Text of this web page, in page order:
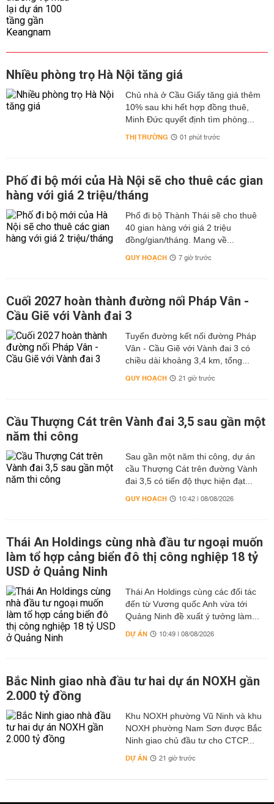
Nhiều phòng trọ Hà Nội tăng giá
Chủ nhà ở Cầu Giấy tăng giá thêm
10% sau khi hết hợp đồng thuê,
Minh Đức quyết định tìm phòng...
THỊ TRƯỜNG 01 phút trước
Phố đi bộ mới của Hà Nội sẽ cho thuê các gian
hàng với giá 2 triệu/tháng
Phố đi bộ Thành Thái sẽ cho thuê
40 gian hàng với giá 2 triệu
đồng/gian/tháng. Mang về...
QUY HOẠCH 7 giờ trước
Cuối 2027 hoàn thành đường nối Pháp Vân -
Cầu Giẽ với Vành đai 3
Tuyến đường kết nối đường Pháp
Vân - Cầu Giẽ với Vành đai 3 có
chiều dài khoảng 3,4 km, tổng...
QUY HOẠCH 21 giờ trước
Cầu Thượng Cát trên Vành đai 3,5 sau gần một
năm thi công
Sau gần một năm thi công, dự án
cầu Thượng Cát trên đường Vành
đai 3,5 có tiến độ thực hiện đạt...
QUY HOẠCH 10:42 | 08/08/2026
Thái An Holdings cùng nhà đầu tư ngoại muốn
làm tổ hợp cảng biển đô thị công nghiệp 18 tỷ
USD ở Quảng Ninh
Thái An Holdings cùng các đối tác
đến từ Vương quốc Anh vừa tới
Quảng Ninh đề xuất ý tưởng làm...
DỰ ÁN 10:49 | 08/08/2026
Bắc Ninh giao nhà đầu tư hai dự án NOXH gần
2.000 tỷ đồng
Khu NOXH phường Vũ Ninh và khu
NOXH phường Nam Sơn được Bắc
Ninh giao chủ đầu tư cho CTCP...
DỰ ÁN 21 giờ trước